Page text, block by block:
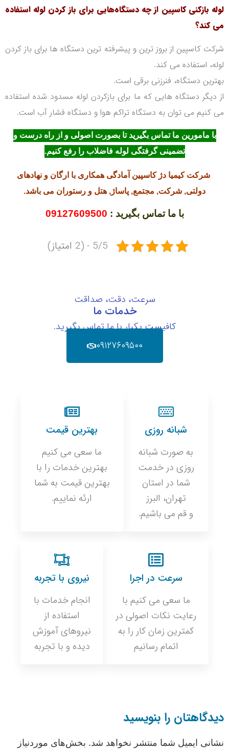
لوله بازکنی کاسپین از چه دستگاه‌هایی برای باز کردن لوله استفاده
می کند؟
شرکت کاسپین از بروز ترین و پیشرفته ترین دستگاه ها برای باز کردن
لوله، استفاده می کند.
بهترین دستگاه، فنرزنی برقی است.
از دیگر دستگاه هایی که ما برای بازکردن لوله مسدود شده استفاده
می کنیم می توان به دستگاه تراکم هوا و دستگاه فشار آب است.
با مامورین ما تماس بگیرید تا بصورت اصولی و از راه درست و
تضمینی گرفتگی لوله فاضلاب را رفع کنیم.
شرکت کیمیا دژ کاسپین آمادگی همکاری با ارگان و نهادهای
دولتی, شرکت, مجتمع, پاساژ, هتل و رستوران می باشد.
با ما تماس بگیرید : 09127609500
5/5 - (2 امتیاز)
سرعت، دقت، صداقت
خدمات ما
کافیست یکبار با ما تماس بگیرید.
۰۹۱۲۷۶۰۹۵۰۰
شبانه روزی
به صورت شبانه
روزی در خدمت
شما در استان
تهران، البرز
و قم می باشیم.
بهترین قیمت
ما سعی می کنیم
بهترین خدمات را با
بهترین قیمت به شما
ارئه نماییم.
سرعت در اجرا
ما سعی می کنیم با
رعایت نکات اصولی در
کمترین زمان کار را به
اتمام رسانیم
نیروی با تجربه
انجام خدمات با
استفاده از
نیروهای آموزش
دیده و با تجربه
دیدگاهتان را بنویسید
نشانی ایمیل شما منتشر نخواهد شد. بخش‌های موردنیاز